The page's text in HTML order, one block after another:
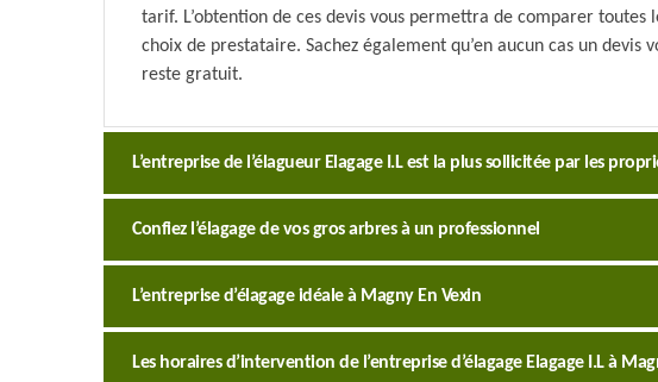
tarif. L’obtention de ces devis vous permettra de comparer
choix de prestataire. Sachez également qu’en aucun cas un devis
reste gratuit.
L’entreprise de l’élagueur Elagage I.L est la plus sollicitée par les
Confiez l’élagage de vos gros arbres à un professionnel
L’entreprise d’élagage idéale à Magny En Vexin
Les horaires d’intervention de l’entreprise d’élagage Elagage I.L à